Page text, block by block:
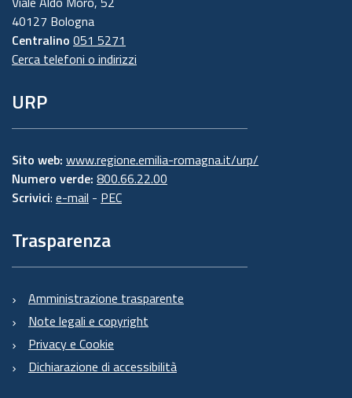
40127 Bologna
Centralino 051 5271
Cerca telefoni o indirizzi
URP
Sito web: www.regione.emilia-romagna.it/urp/
Numero verde: 800.66.22.00
Scrivici: e-mail - PEC
Trasparenza
Amministrazione trasparente
Note legali e copyright
Privacy e Cookie
Dichiarazione di accessibilità